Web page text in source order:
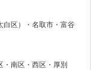
白区）・名取市・富谷
南区・西区・厚別